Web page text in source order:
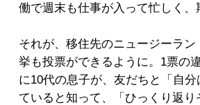
働で週末も仕事が入って忙しく、
それが、移住先のニュージーラ
挙も投票ができるように。1票の
に10代の息子が、友だちと「自
ていると知って、「ひっくり返り